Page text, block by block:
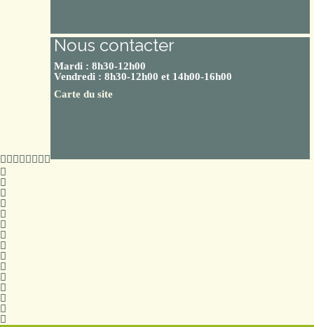
Nous contacter
Mardi : 8h30-12h00
Vendredi : 8h30-12h00 et 14h00-16h00
Carte du site